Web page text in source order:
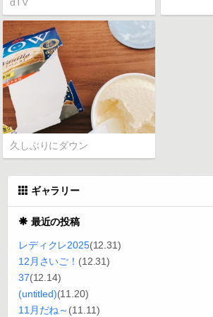
dTV
久しぶりにダウン
ギャラリー
最近の投稿
レディクレ2025(12.31)
12月さいご！ (12.31)
37(12.14)
(untitled)(11.20)
11月だね～ (11.11)